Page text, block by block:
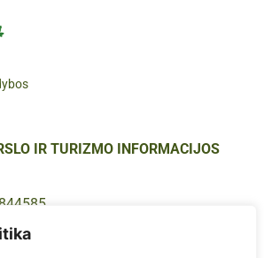
IR TURIZMO INFORMACIJOS
LT-18123, Švenčionys